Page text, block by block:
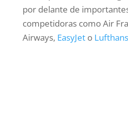
por delante de
competidoras como Air
Airways, EasyJeto